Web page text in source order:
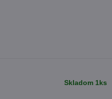
Skladom 1ks